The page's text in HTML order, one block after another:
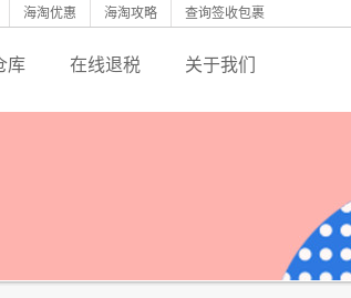
海淘优惠 海淘攻略 查询签收包裹
库 在线退税 关于我们